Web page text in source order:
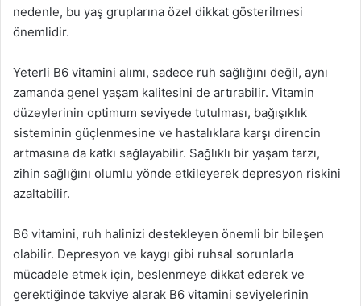
nedenle, bu yaş gruplarına özel dikkat gösterilmesi
önemlidir.
Yeterli B6 vitamini alımı, sadece ruh sağlığını değil, aynı
zamanda genel yaşam kalitesini de artırabilir. Vitamin
düzeylerinin optimum seviyede tutulması, bağışıklık
sisteminin güçlenmesine ve hastalıklara karşı direncin
artmasına da katkı sağlayabilir. Sağlıklı bir yaşam tarzı,
zihin sağlığını olumlu yönde etkileyerek depresyon riskini
azaltabilir.
B6 vitamini, ruh halinizi destekleyen önemli bir bileşen
olabilir. Depresyon ve kaygı gibi ruhsal sorunlarla
mücadele etmek için, beslenmeye dikkat ederek ve
gerektiğinde takviye alarak B6 vitamini seviyelerinin